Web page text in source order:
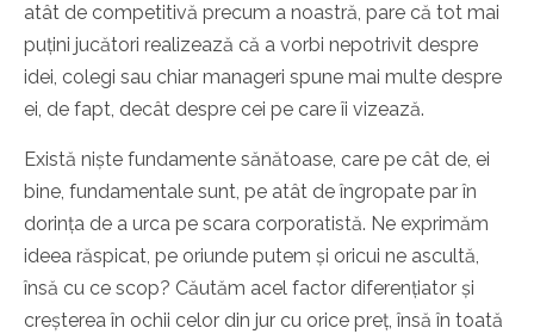
atât de competitivă precum a noastră, pare că tot mai
puțini jucători realizează că a vorbi nepotrivit despre
idei, colegi sau chiar manageri spune mai multe despre
ei, de fapt, decât despre cei pe care îi vizează.
Există niște fundamente sănătoase, care pe cât de, ei
bine, fundamentale sunt, pe atât de îngropate par în
dorința de a urca pe scara corporatistă. Ne exprimăm
ideea răspicat, pe oriunde putem și oricui ne ascultă,
însă cu ce scop? Căutăm acel factor diferențiator și
creșterea în ochii celor din jur cu orice preț, însă în toată